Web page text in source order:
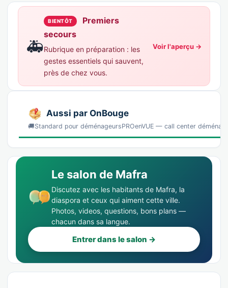
🚑
BIENTÔT
Premiers
secours
Rubrique en préparation : les
gestes essentiels qui sauvent,
près de chez vous.
Voir l'aperçu →
Aussi par OnBouge
🚚Standard pour déménageursPROenVUE — call center
Le salon de Mafra
Discutez avec les habitants de Mafra, la
diaspora et ceux qui aiment cette ville.
Photos, videos, questions, bons plans —
chacun dans sa langue.
Entrer dans le salon →